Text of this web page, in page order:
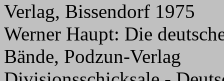
Verlag, Bissendorf 1975
Werner Haupt: Die
Bände, Podzun-Verlag